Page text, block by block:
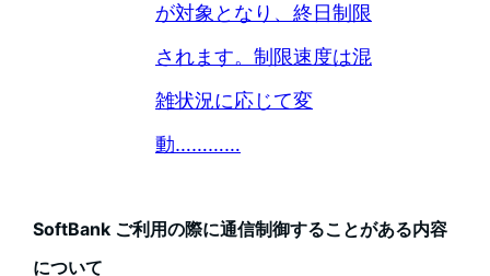
が対象となり、終日制限
されます。制限速度は混
雑状況に応じて変
動…………
SoftBank ご利用の際に通信制御することがある内容
について